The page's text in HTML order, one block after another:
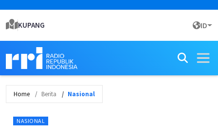
KUPANG ID
Home Berita Nasional
NASIONAL